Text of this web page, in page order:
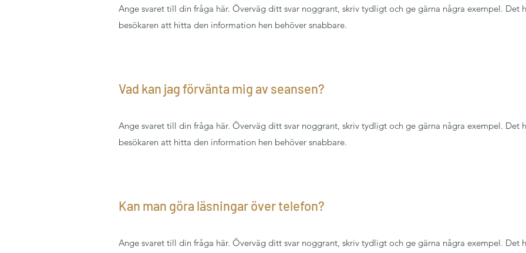
Ange svaret till din fråga här. Överväg ditt svar noggrant, skriv tydligt och ge gärna några exempel. Det
besökaren att hitta den information hen behöver snabbare.
Vad kan jag förvänta mig av seansen?
Ange svaret till din fråga här. Överväg ditt svar noggrant, skriv tydligt och ge gärna några exempel. Det
besökaren att hitta den information hen behöver snabbare.
Kan man göra läsningar över telefon?
Ange svaret till din fråga här. Överväg ditt svar noggrant, skriv tydligt och ge gärna några exempel. Det